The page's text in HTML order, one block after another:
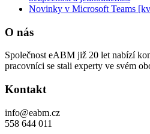
Novinky v Microsoft Teams
O nás
Společnost eABM již 20 let nabízí
pracovníci se stali experty ve svém
Kontakt
info@eabm.cz
558 644 011